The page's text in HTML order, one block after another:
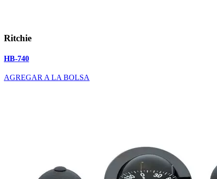
Ritchie
HB-740
AGREGAR A LA BOLSA